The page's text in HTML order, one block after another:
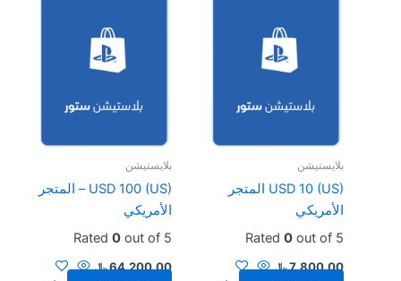
بلايستيشن
USD 10 (US) المتجر
الأمريكي
Rated0 out of 5
7,800.00﷼
بلايستيشن
USD 100 (US) – المتجر
الأمريكي
Rated0 out of 5
64,200.00﷼